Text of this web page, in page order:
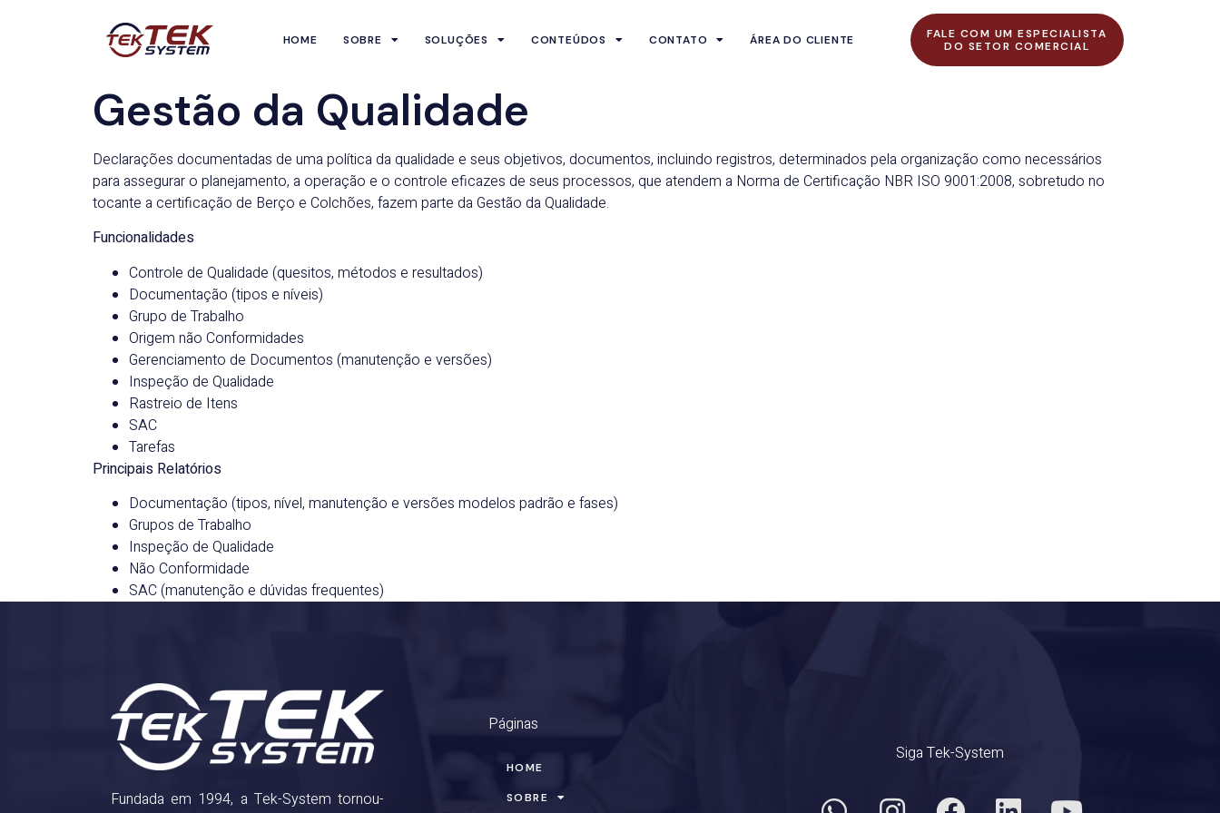
HOME SOBRE SOLUÇÕES CONTEÚDOS CONTATO ÁREA DO CLIENTE
FALE COM UM ESPECIALISTA
DO SETOR COMERCIAL
Gestão da Qualidade
Declarações documentadas de uma política da qualidade e seus objetivos, documentos, incluindo registros, determinados pela organização como necessários
para assegurar o planejamento, a operação e o controle eficazes de seus processos, que atendem a Norma de Certificação NBR ISO 9001:2008, sobretudo no
tocante a certificação de Berço e Colchões, fazem parte da Gestão da Qualidade.
Funcionalidades
Controle de Qualidade (quesitos, métodos e resultados)
Documentação (tipos e níveis)
Grupo de Trabalho
Origem não Conformidades
Gerenciamento de Documentos (manutenção e versões)
Inspeção de Qualidade
Rastreio de Itens
SAC
Tarefas
Principais Relatórios
Documentação (tipos, nível, manutenção e versões modelos padrão e fases)
Grupos de Trabalho
Inspeção de Qualidade
Não Conformidade
SAC (manutenção e dúvidas frequentes)
Fundada em 1994, a Tek-System tornou-
Páginas
HOME
SOBRE
Siga Tek-System